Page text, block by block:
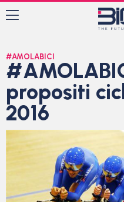
#AMOLABICI
propositi
2016